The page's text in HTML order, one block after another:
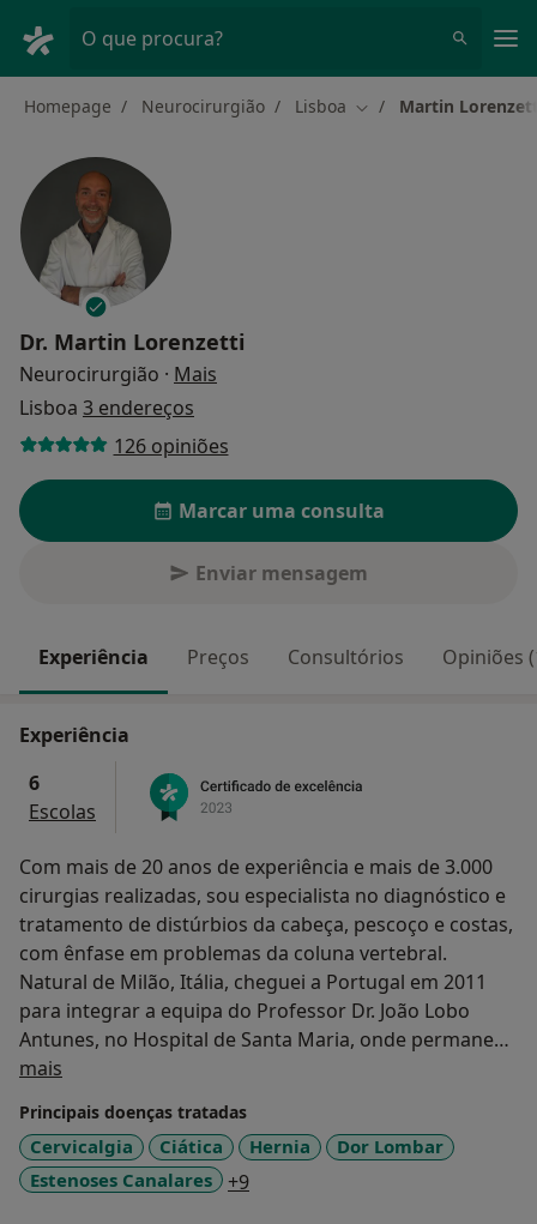
O que procura?
Homepage Neurocirurgião Lisboa Mudar de cidade
Martin
Dr. Martin Lorenzetti
Neurocirurgião · Mais
Lisboa 3 endereços
126 opiniões
Marcar uma consulta
Enviar mensagem
Experiência Preços Consultórios Opiniões
Experiência
6
Escolas
Com mais de 20 anos de experiência e mais de 3.000
cirurgias realizadas, sou especialista no diagnóstico e
tratamento de distúrbios da cabeça, pescoço e costas,
com ênfase em problemas da coluna vertebral.
Natural de Milão, Itália, cheguei a Portugal em 2011
para integrar a equipa do Professor Dr. João Lobo
Antunes, no Hospital de Santa Maria, onde permaneci
até 2018. Tenho como foco a melhoria da qualidade de
acompanhamento próximo durante o processo de
recuperação.
mais
Principais doenças tratadas
Cervicalgia Ciática Hernia
Dor Lombar
Estenoses Canalares
+9a11y_sr_more_diseases